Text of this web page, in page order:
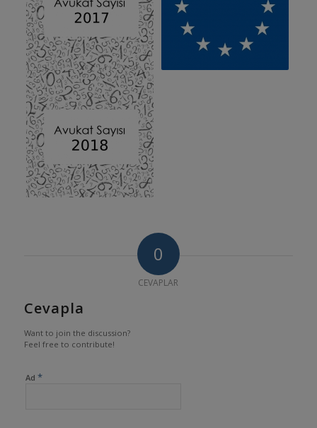
0
CEVAPLAR
Cevapla
Want to join the discussion?
Feel free to contribute!
Ad *